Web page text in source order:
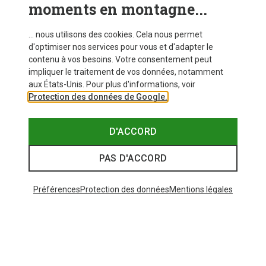
moments en montagne...
... nous utilisons des cookies. Cela nous permet
d'optimiser nos services pour vous et d'adapter le
contenu à vos besoins. Votre consentement peut
impliquer le traitement de vos données, notamment
aux États-Unis. Pour plus d'informations, voir
Protection des données de Google.
D'ACCORD
PAS D'ACCORD
PréférencesProtection des donnéesMentions légales